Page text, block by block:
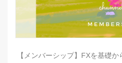
【メンバーシップ】FXを基礎